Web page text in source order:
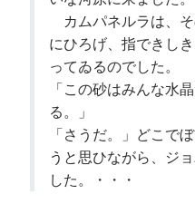
カムパネルラは、
にひろげ、指できし
ってゐるのでした。
「この砂はみんな水
る。」
「さうだ。」どこで
うと思ひながら、ジ
した。・・・